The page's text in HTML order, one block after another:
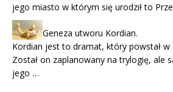
jego miasto w którym się urodził to
Geneza utworu Kordian.
Kordian jest to dramat, który powstał w
Został on zaplanowany na trylogię, ale
jego …